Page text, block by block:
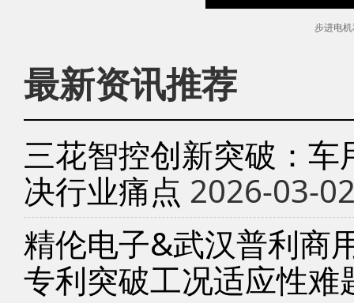
步进电
最新资讯推荐
三花智控创新突破：
决行业痛点 2026-03-
精伦电子&武汉普利商
专利突破工况适应性难